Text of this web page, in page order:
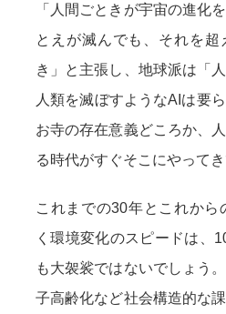
「人間ごときが宇宙の進化
とえが滅んでも、それを
き」と主張し、地球派は「
人類を滅ぼすようなAIは要
お寺の存在意義どころか、
る時代がすぐそこにやってき
これまでの30年とこれから
く環境変化のスピードは、
も大袈裟ではないでしょう
子高齢化など社会構造的な